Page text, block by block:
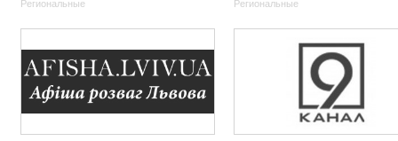
Региональные Региональные